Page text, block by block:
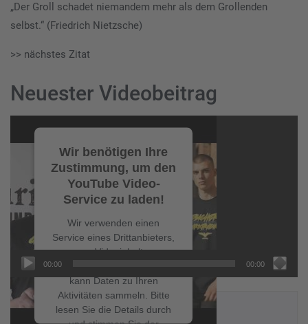
„Der Groll schadet niemandem mehr als dem Grollenden
selbst.“ (Friedrich Nietzsche)
>> nächstes Zitat
Neuester Videobeitrag
Player
Wir benötigen Ihre
Zustimmung, um den
YouTube Video-
Service zu laden!
Wir verwenden einen
Service eines Drittanbieters,
um Videoinhalte
einzubetten. Dieser Service
kann Daten zu Ihren
Aktivitäten sammeln. Bitte
lesen Sie die Details durch
00:00 00:00
NEUESTE BEITRÄGE